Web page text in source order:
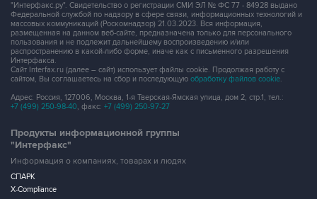
"Интерфакс.ру". Свидетельство о регистрации СМИ ЭЛ № ФС 77 - 84928 выдано
Федеральной службой по надзору в сфере связи, информационных технологий и
массовых коммуникаций (Роскомнадзор) 21.03.2023. Вся информация,
размещенная на данном веб-сайте, предназначена только для персонального
пользования и не подлежит дальнейшему воспроизведению и/или
распространению в какой-либо форме, иначе как с письменного разрешения
Интерфакса.
Сайт Interfax.ru (далее – сайт) использует файлы cookie. Продолжая работу с
сайтом, Вы соглашаетесь на сбор и последующую обработку файлов cookie.
Адрес: Россия, 127006, Москва, 1-я Тверская-Ямская улица, дом 2, стр.1, тел.:
+7 (499) 250-98-40, факс: +7 (499) 250-97-27
Продукты информационной группы
"Интерфакс"
Информация о компаниях, товарах и людях
СПАРК
X-Compliance